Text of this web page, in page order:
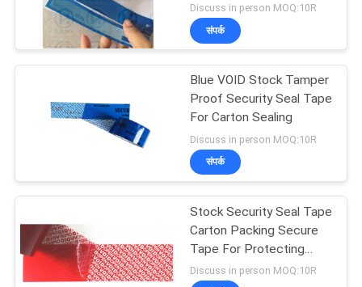
Free Shipping
Discuss in person MOQ:10R
संपर्क
Blue VOID Stock Tamper
Proof Security Seal Tape
For Carton Sealing
Discuss in person MOQ:10R
संपर्क
Stock Security Seal Tape
Carton Packing Secure
Tape For Protecting
Your Goods
Discuss in person MOQ:10R